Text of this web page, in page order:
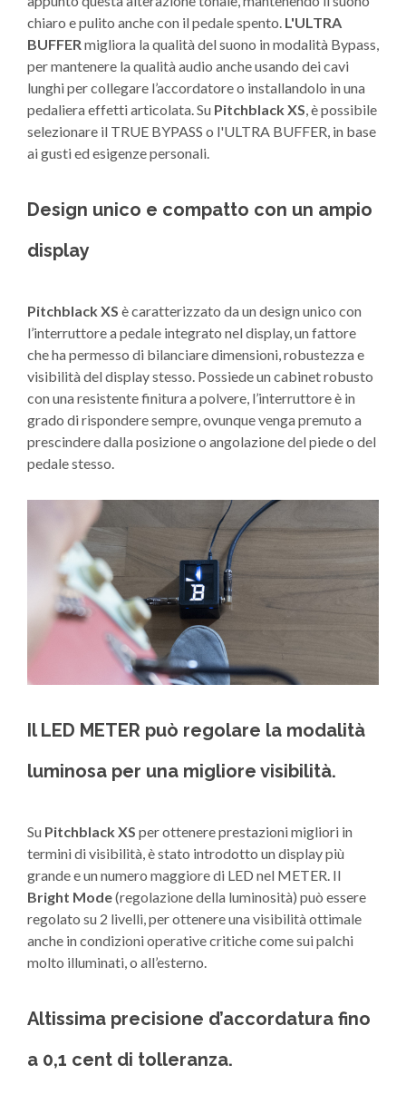
chiaro e pulito anche con il pedale spento. L'ULTRA
BUFFER migliora la qualità del suono in modalità Bypass,
per mantenere la qualità audio anche usando dei cavi
lunghi per collegare l’accordatore o installandolo in una
pedaliera effetti articolata. Su Pitchblack XS, è possibile
selezionare il TRUE BYPASS o l'ULTRA BUFFER, in base
ai gusti ed esigenze personali.
Design unico e compatto con un ampio
display
Pitchblack XS è caratterizzato da un design unico con
l’interruttore a pedale integrato nel display, un fattore
che ha permesso di bilanciare dimensioni, robustezza e
visibilità del display stesso. Possiede un cabinet robusto
con una resistente finitura a polvere, l’interruttore è in
grado di rispondere sempre, ovunque venga premuto a
prescindere dalla posizione o angolazione del piede o del
pedale stesso.
Il LED METER può regolare la modalità
luminosa per una migliore visibilità.
Su Pitchblack XS per ottenere prestazioni migliori in
termini di visibilità, è stato introdotto un display più
grande e un numero maggiore di LED nel METER. Il
Bright Mode(regolazione della luminosità) può essere
regolato su 2 livelli, per ottenere una visibilità ottimale
anche in condizioni operative critiche come sui palchi
molto illuminati, o all’esterno.
Altissima precisione d’accordatura fino
a 0,1 cent di tolleranza.